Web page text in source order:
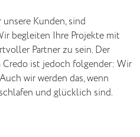
Kunden, sind
begleiten Ihre Projekte mit
Partner zu sein. Der
ist jedoch folgender: Wir
wir werden das, wenn
und glücklich sind.